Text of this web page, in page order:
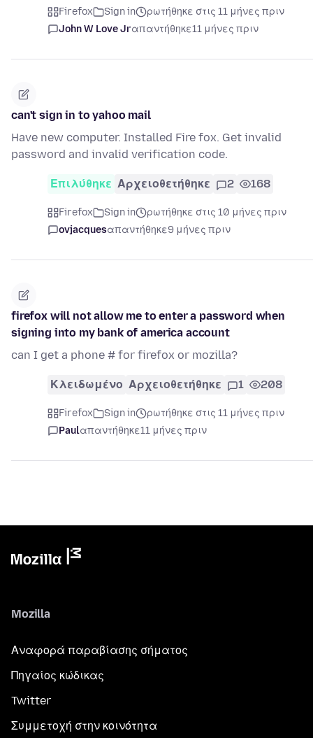
Firefox Sign in
ρωτήθηκε στις 11 μήνες πριν
John W Love Jrαπαντήθηκε11 μήνες πριν
can't sign in to yahoo mail
Have new computer. Installed Fire fox. Get invalid
password and invalid verification code.
Επιλύθηκε Αρχειοθετήθηκε 2 168
Firefox Sign in
ρωτήθηκε στις 10 μήνες πριν
ovjacquesαπαντήθηκε9 μήνες πριν
firefox will not allow me to enter a password when
signing into my bank of america account
can I get a phone # for firefox or mozilla?
Κλειδωμένο Αρχειοθετήθηκε 1 208
Firefox Sign in
ρωτήθηκε στις 11 μήνες πριν
Paulαπαντήθηκε11 μήνες πριν
Mozilla
Αναφορά παραβίασης σήματος
Πηγαίος κώδικας
Twitter
Συμμετοχή στην κοινότητα